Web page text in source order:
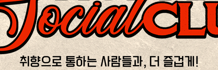
취향으로 통하는 사람들과, 더 즐겁게!